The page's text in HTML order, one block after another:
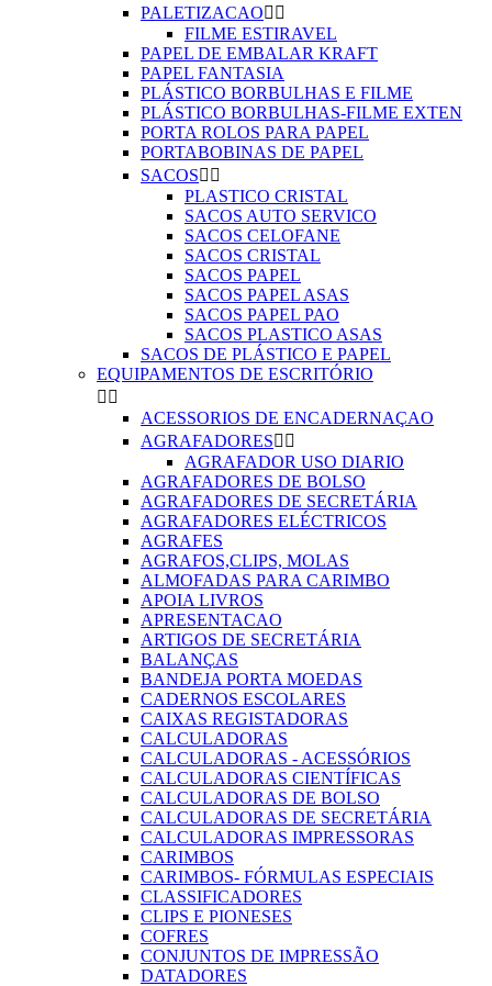
PALETIZACAO 
FILME ESTIRAVEL
PAPEL DE EMBALAR KRAFT
PAPEL FANTASIA
PLÁSTICO BORBULHAS E FILME
PLÁSTICO BORBULHAS-FILME EXTEN
PORTA ROLOS PARA PAPEL
PORTABOBINAS DE PAPEL
SACOS 
PLASTICO CRISTAL
SACOS AUTO SERVICO
SACOS CELOFANE
SACOS CRISTAL
SACOS PAPEL
SACOS PAPEL ASAS
SACOS PAPEL PAO
SACOS PLASTICO ASAS
SACOS DE PLÁSTICO E PAPEL
EQUIPAMENTOS DE ESCRITÓRIO
 
ACESSORIOS DE ENCADERNAÇAO
AGRAFADORES 
AGRAFADOR USO DIARIO
AGRAFADORES DE BOLSO
AGRAFADORES DE SECRETÁRIA
AGRAFADORES ELÉCTRICOS
AGRAFES
AGRAFOS,CLIPS, MOLAS
ALMOFADAS PARA CARIMBO
APOIA LIVROS
APRESENTACAO
ARTIGOS DE SECRETÁRIA
BALANÇAS
BANDEJA PORTA MOEDAS
CADERNOS ESCOLARES
CAIXAS REGISTADORAS
CALCULADORAS
CALCULADORAS - ACESSÓRIOS
CALCULADORAS CIENTÍFICAS
CALCULADORAS DE BOLSO
CALCULADORAS DE SECRETÁRIA
CALCULADORAS IMPRESSORAS
CARIMBOS
CARIMBOS- FÓRMULAS ESPECIAIS
CLASSIFICADORES
CLIPS E PIONESES
COFRES
CONJUNTOS DE IMPRESSÃO
DATADORES